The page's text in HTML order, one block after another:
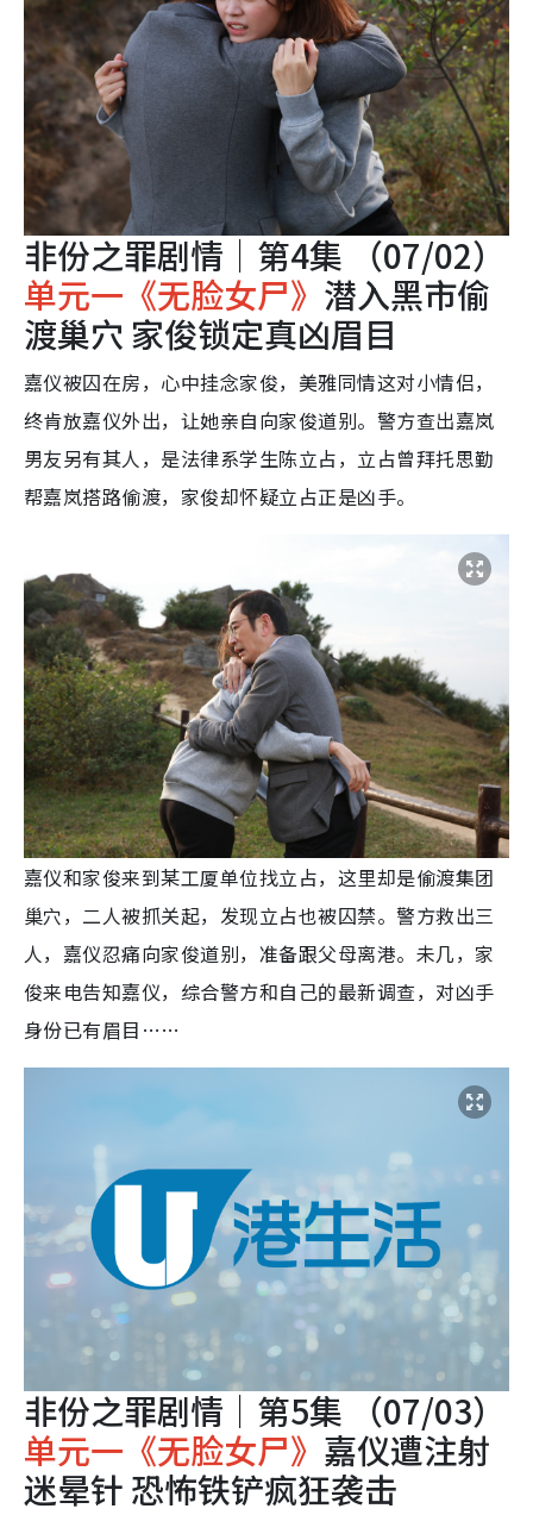
非份之罪剧情｜第4集 （07/02）
单元一《无脸女尸》 潜入黑市偷
渡巢穴 家俊锁定真凶眉目
嘉仪被囚在房，心中挂念家俊，美雅同情这对小情侣，
终肯放嘉仪外出，让她亲自向家俊道别。警方查出嘉岚
男友另有其人，是法律系学生陈立占，立占曾拜托思勤
帮嘉岚搭路偷渡，家俊却怀疑立占正是凶手。
嘉仪和家俊来到某工厦单位找立占，这里却是偷渡集团
巢穴，二人被抓关起，发现立占也被囚禁。警方救出三
人，嘉仪忍痛向家俊道别，准备跟父母离港。未几，家
俊来电告知嘉仪，综合警方和自己的最新调查，对凶手
身份已有眉目……
非份之罪剧情｜第5集 （07/03）
单元一《无脸女尸》 嘉仪遭注射
迷晕针 恐怖铁铲疯狂袭击